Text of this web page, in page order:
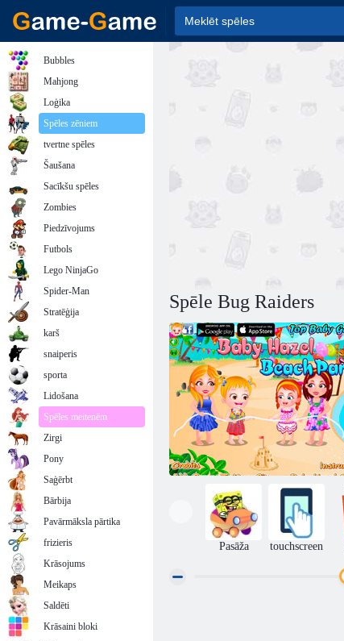
Spēle Bug Raiders
Pasāža touchscreen
Bubbles
Mahjong
Loģika
Spēles zēniem
tvertne spēles
Šaušana
Sacīkšu spēles
Zombies
Piedzīvojums
Futbols
Lego NinjaGo
Spider-Man
Stratēģija
karš
snaiperis
sporta
Lidošana
Spēles meitenēm
Zirgi
Pony
Saģērbt
Bārbija
Pavārmāksla pārtika
frizieris
Krāsojums
Meikaps
Saldēti
Krāsaini bloki